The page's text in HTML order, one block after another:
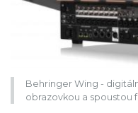
Behringer Wing -
obrazovkou a spoustou